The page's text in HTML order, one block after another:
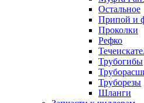
Остальное
Припой и
Проколки
Рефко
Трубогибы
Труборезы
Шланги